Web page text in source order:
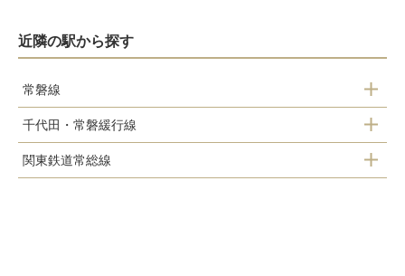
近隣の駅から探す
常磐線
取手駅
藤代駅
千代田・常磐緩行線
取手駅
関東鉄道常総線